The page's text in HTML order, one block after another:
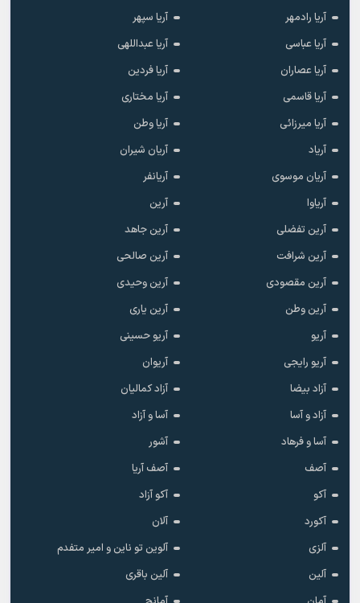
آریا رادمهر
آریا سپهر
آریا عباسی
آریا عبداللهی
آریا عصاران
آریا فردین
آریا قاسمی
آریا مختاری
آریا میرزائی
آریا وطن
آریاد
آریان شیران
آریان موسوی
آریانفر
آریاوا
آرین
آرین تفضلی
آرین جاهد
آرین شرافت
آرین صالحی
آرین مقصودی
آرین وحیدی
آرین وطن
آرین یاری
آریو
آریو حسینی
آریو رایجی
آریوان
آزاد بیضا
آزاد کمالیان
آزاد و آسا
آسا و آزاد
آسا و فرهاد
آشور
آصف
آصف آریا
آکو
آکو آزاد
آکورد
آلان
آلزی
آلوین تو ناین و امیر متفدم
آلین
آلین باقری